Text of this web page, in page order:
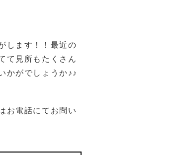
します！！最近の
て見所もたくさん
かがでしょうか♪♪
お電話にてお問い